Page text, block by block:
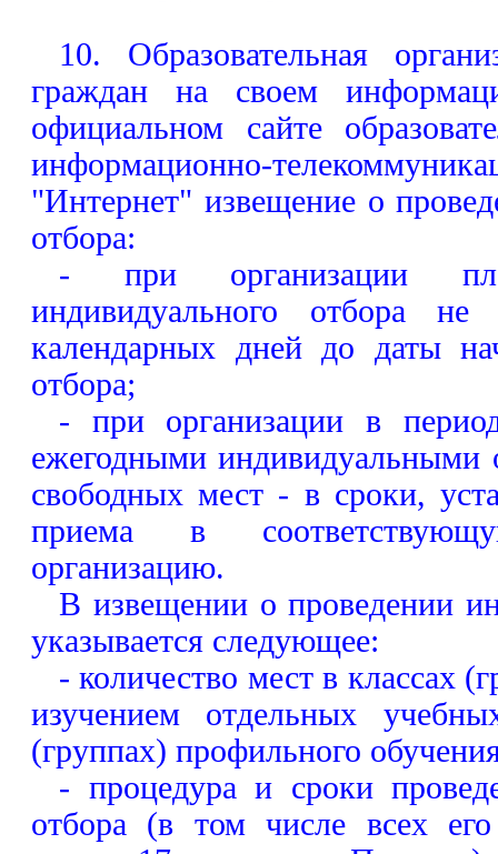
10. Образовательная
граждан на своем
официальном сайте
информационно-
"Интернет" извещение о
отбора:
- при организации
индивидуального отбора
календарных дней до даты
отбора;
- при организации в
ежегодными индивидуальными
свободных мест - в сроки,
приема в
организацию.
В извещении о проведении
указывается следующее:
- количество мест в классах
изучением отдельных
(группах) профильного
- процедура и сроки
отбора (в том числе всех